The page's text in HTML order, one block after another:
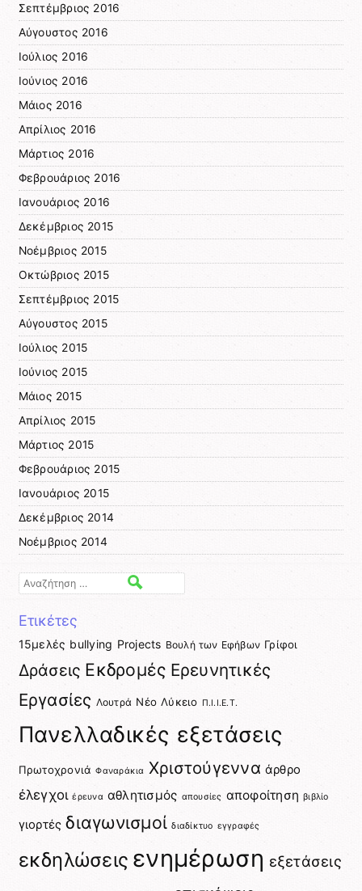
Σεπτέμβριος 2016
Αύγουστος 2016
Ιούλιος 2016
Ιούνιος 2016
Μάιος 2016
Απρίλιος 2016
Μάρτιος 2016
Φεβρουάριος 2016
Ιανουάριος 2016
Δεκέμβριος 2015
Νοέμβριος 2015
Οκτώβριος 2015
Σεπτέμβριος 2015
Αύγουστος 2015
Ιούλιος 2015
Ιούνιος 2015
Μάιος 2015
Απρίλιος 2015
Μάρτιος 2015
Φεβρουάριος 2015
Ιανουάριος 2015
Δεκέμβριος 2014
Νοέμβριος 2014
Αναζήτηση
Ετικέτες
15μελές bullying Projects Βουλή των Εφήβων Γρίφοι
Δράσεις Εκδρομές Ερευνητικές
Εργασίες Λουτρά Νέο Λύκειο Π.Ι.Ι.Ε.Τ.
Πανελλαδικές εξετάσεις
Πρωτοχρονιά Φαναράκια Χριστούγεννα άρθρο
έλεγχοι έρευνα αθλητισμός απουσίες αποφοίτηση βιβλίο
γιορτές διαγωνισμοί διαδίκτυο εγγραφές
εκδηλώσεις ενημέρωση εξετάσεις